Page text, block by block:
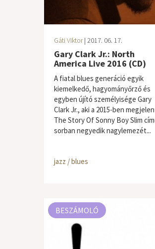
Gáti Viktor| 2017. 06. 17.
Gary Clark Jr.: North
America Live 2016 (CD)
A fiatal blues generáció egyik
kiemelkedő, hagyományőrző és
egyben újító személyisége Gary
Clark Jr., aki a 2015-ben
The Story Of Sonny Boy Slim
sorban negyedik nagylemezét...
jazz / blues
BESZÁMOLÓ